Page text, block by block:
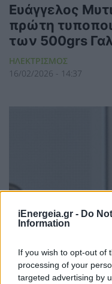
iEnergeia.gr - Do
Information
If you wish to opt-out of
processing of your
targeted advertising by
Ευάγγελος
πρώτη
των 500grs
ΗΛΕΚΤΡΙΣΜΟΣ
16/02/2026 - 14:37